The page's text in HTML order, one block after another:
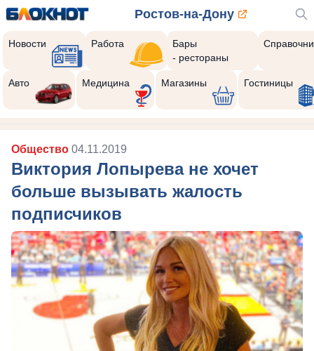
Ростов-на-Дону
Новости Работа
Бары
- рестораны
Авто Медицина Магазины Гостиницы
Общество 04.11.2019
Виктория Лопырева не хочет
больше вызывать жалость
подписчиков